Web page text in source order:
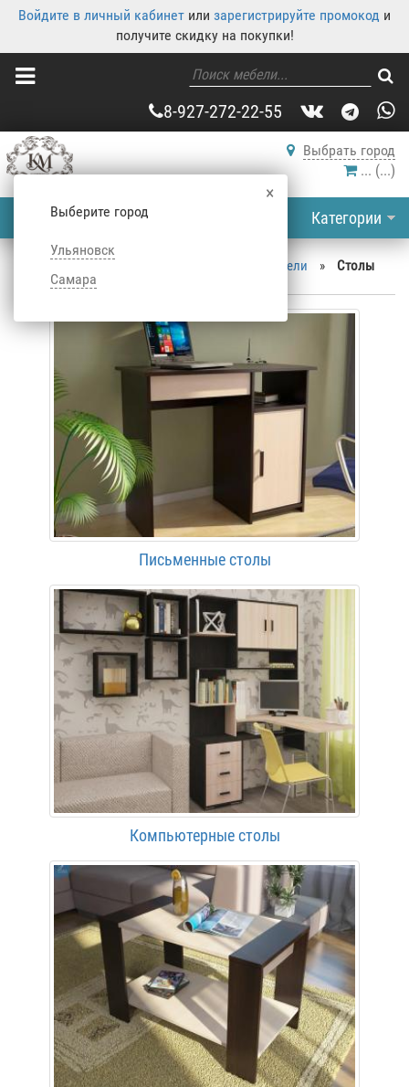
Войдите в личный кабинет или зарегистрируйте промокод и
получите скидку на покупки!
8-927-272-22-55
Выбрать город
×
Выберите город
Ульяновск
Самара
... (...)
Категории
Каталог корпусной мебели » Столы
Письменные столы
Компьютерные столы